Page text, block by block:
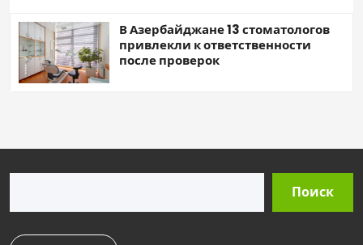
В Азербайджане 13 стоматологов
привлекли к ответственности
после проверок
Поиск